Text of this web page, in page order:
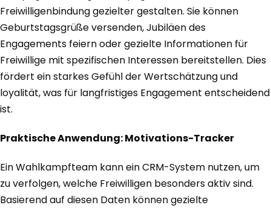
Freiwilligenbindung gezielter gestalten. Sie können
Geburtstagsgrüße versenden, Jubiläen des
Engagements feiern oder gezielte Informationen für
Freiwillige mit spezifischen Interessen bereitstellen. Dies
fördert ein starkes Gefühl der Wertschätzung und
loyalität, was für langfristiges Engagement entscheidend
ist.
Praktische Anwendung: Motivations-Tracker
Ein Wahlkampfteam kann ein CRM-System nutzen, um
zu verfolgen, welche Freiwilligen besonders aktiv sind.
Basierend auf diesen Daten können gezielte